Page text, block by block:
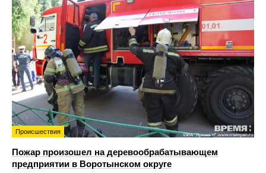
Происшествия
Пожар произошел на деревообрабатывающем
предприятии в Воротынском округе